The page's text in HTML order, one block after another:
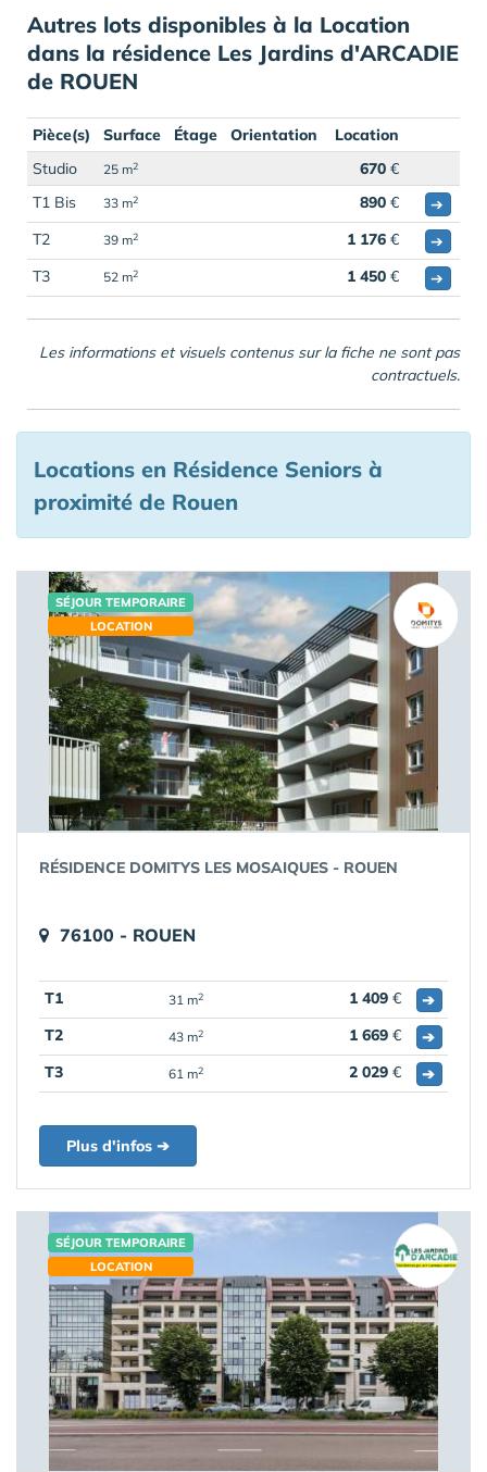
Autres lots disponibles à la Location
dans la résidence Les Jardins d'ARCADIE
de ROUEN
Pièce(s) Surface Étage Orientation
Location
Studio
25 m2 670 €
T1 Bis
33 m2 890 €
➔
T2
39 m2 1 176 €
➔
T3
52 m2 1 450 € ➔
Les informations et visuels contenus sur la fiche ne sont pas
contractuels.
Locations en Résidence Seniors à
proximité de Rouen
SÉJOUR TEMPORAIRE
LOCATION
RÉSIDENCE DOMITYS LES MOSAIQUES - ROUEN
76100 - ROUEN
T1 31 m2 1 409 €
➔
T2
43 m2 1 669 €
➔
T3
61 m2 2 029 € ➔
Plus d'infos ➔
SÉJOUR TEMPORAIRE
LOCATION